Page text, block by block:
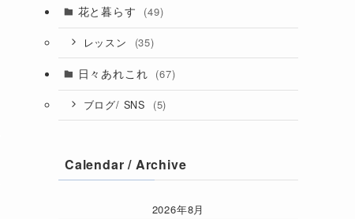
花と暮らす (49)
レッスン (35)
日々あれこれ (67)
ブログ/ SNS (5)
Calendar / Archive
2026年8月